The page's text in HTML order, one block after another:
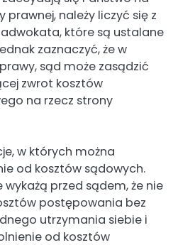
należy liczyć się z
które są ustalane
zaznaczyć, że w
sąd może zasądzić
zwrot kosztów
na rzecz strony
w których można
od kosztów sądowych.
przed sądem, że nie
postępowania bez
utrzymania siebie i
od kosztów